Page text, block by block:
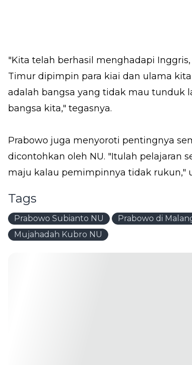
"Kita telah berhasil menghadapi
Timur dipimpin para kiai dan ulama
adalah bangsa yang tidak mau tunduk
bangsa kita," tegasnya.
Prabowo juga menyoroti pentingnya
dicontohkan oleh NU. "Itulah pelajaran
maju kalau pemimpinnya tidak rukun,"
Tags
Prabowo Subianto NU Prabowo di
Mujahadah Kubro NU